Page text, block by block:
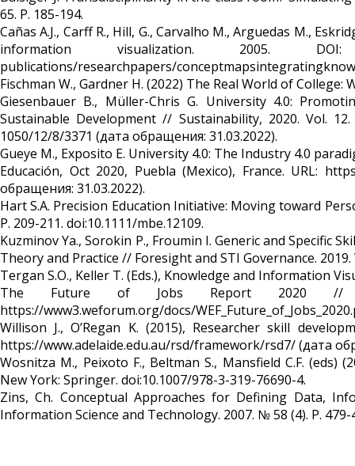
65. P. 185-194.
Cañas A.J., Carff R., Hill, G., Carvalho M., Arguedas M.,
information visualization. 2005. DOI:
publications/researchpapers/
Fischman W., Gardner H. (2022) The Real World of
Giesenbauer B., Müller-Chris G. University 4.0:
Sustainable Development // Sustainability, 2020. Vol.
1050/12/8/3371 (дата обращения: 31.03.2022).
Gueye M., Exposito E. University 4.0: The Industry 4.0
Educación, Oct 2020, Puebla (Mexico), France. URL:
обращения: 31.03.2022).
Hart S.A. Precision Education Initiative: Moving toward
P. 209-211. doi:10.1111/mbe.12109.
Kuzminov Ya., Sorokin P., Froumin I. Generic and Specific
Theory and Practice // Foresight and STI Governance. 2019.
Tergan S.O., Keller T. (Eds.), Knowledge and Information
The Future of Jobs Report 2020 //
https://www3.weforum.org/docs/
Willison J., O’Regan K. (2015), Researcher skill
https://www.adelaide.edu.au/rsd/framework/rsd7/ (дата
Wosnitza M., Peixoto F., Beltman S., Mansfield C.F. (eds)
New York: Springer. doi:10.1007/978-3-319-76690-4.
Zins, Ch. Conceptual Approaches for Defining Data,
Information Science and Technology. 2007. № 58 (4). Р. 479-